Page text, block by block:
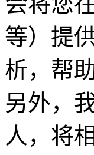
等）提
析，帮
另外，
人，将